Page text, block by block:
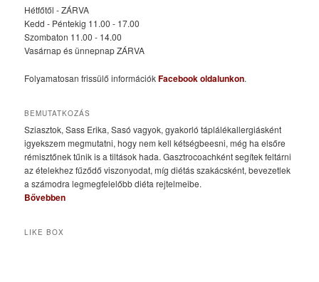
Hétfőtől - ZÁRVA
Kedd - Péntekig 11.00 - 17.00
Szombaton 11.00 - 14.00
Vasárnap és ünnepnap ZÁRVA
Folyamatosan frissülő információkFacebook oldalunkon.
BEMUTATKOZÁS
Sziasztok, Sass Erika, Sasó vagyok, gyakorló táplálékallergiásként
igyekszem megmutatni, hogy nem kell kétségbeesni, még ha elsőre
rémisztőnek tűnik is a tiltások hada. Gasztrocoachként segítek feltárni
az ételekhez fűződő viszonyodat, míg diétás szakácsként, bevezetlek
a számodra legmegfelelőbb diéta rejtelmeibe.
Bővebben
LIKE BOX